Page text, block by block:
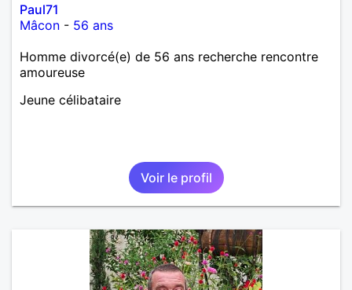
Paul71
Mâcon - 56 ans
Homme divorcé(e) de 56 ans recherche rencontre
amoureuse
Jeune célibataire
Voir le profil